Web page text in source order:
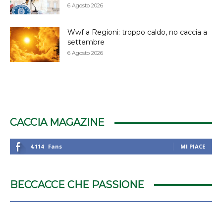
6 Agosto 2026
Wwf a Regioni: troppo caldo, no caccia a
settembre
6 Agosto 2026
CACCIA MAGAZINE
4,114 Fans MI PIACE
BECCACCE CHE PASSIONE